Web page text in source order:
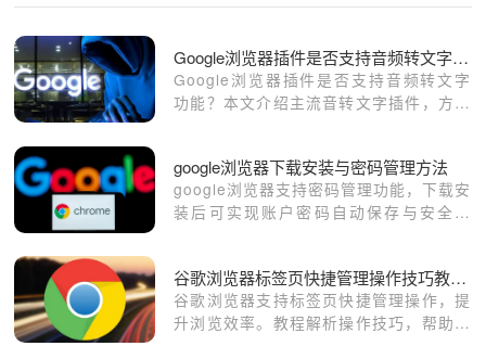
Google浏览器插件是否支持音频转文字功能
Google浏览器插件是否支持音频转文字
功能？本文介绍主流音转文字插件，方便
google浏览器下载安装与密码管理方法
google浏览器支持密码管理功能，下载安
装后可实现账户密码自动保存与安全配
谷歌浏览器标签页快捷管理操作技巧教程解析
谷歌浏览器支持标签页快捷管理操作，提
升浏览效率。教程解析操作技巧，帮助用